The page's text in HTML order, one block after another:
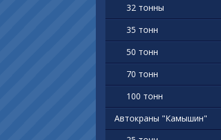
32 тонны
35 тонн
50 тонн
70 тонн
100 тонн
Автокраны "Камышин"